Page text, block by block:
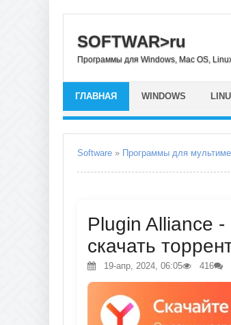
SOFTWAR>ru
Программы для Windows, Mac OS,
ГЛАВНАЯ WINDOWS
Software » Программы для
Plugin Alliance
скачать
19-апр, 2024, 06:05 416